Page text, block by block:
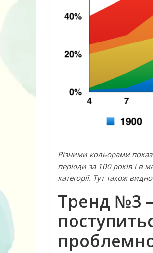
Різними кольорами
періоди за 100 років і в
категорії. Тут також
Тренд №3